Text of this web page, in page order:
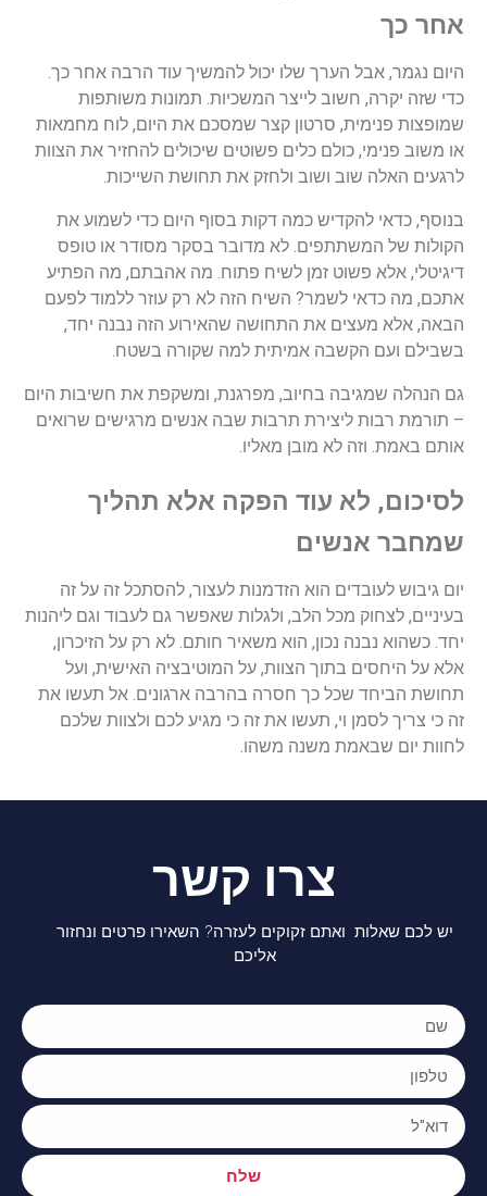
אחר כך
היום נגמר, אבל הערך שלו יכול להמשיך עוד הרבה אחר כך.
כדי שזה יקרה, חשוב לייצר המשכיות. תמונות משותפות
שמופצות פנימית, סרטון קצר שמסכם את היום, לוח מחמאות
או משוב פנימי, כולם כלים פשוטים שיכולים להחזיר את הצוות
לרגעים האלה שוב ושוב ולחזק את תחושת השייכות.
בנוסף, כדאי להקדיש כמה דקות בסוף היום כדי לשמוע את
הקולות של המשתתפים. לא מדובר בסקר מסודר או טופס
דיגיטלי, אלא פשוט זמן לשיח פתוח. מה אהבתם, מה הפתיע
אתכם, מה כדאי לשמר? השיח הזה לא רק עוזר ללמוד לפעם
הבאה, אלא מעצים את התחושה שהאירוע הזה נבנה יחד,
בשבילם ועם הקשבה אמיתית למה שקורה בשטח.
גם הנהלה שמגיבה בחיוב, מפרגנת, ומשקפת את חשיבות היום
– תורמת רבות ליצירת תרבות שבה אנשים מרגישים שרואים
אותם באמת. וזה לא מובן מאליו.
לסיכום, לא עוד הפקה אלא תהליך
שמחבר אנשים
יום גיבוש לעובדים הוא הזדמנות לעצור, להסתכל זה על זה
בעיניים, לצחוק מכל הלב, ולגלות שאפשר גם לעבוד וגם ליהנות
יחד. כשהוא נבנה נכון, הוא משאיר חותם. לא רק על הזיכרון,
אלא על היחסים בתוך הצוות, על המוטיבציה האישית, ועל
תחושת הביחד שכל כך חסרה בהרבה ארגונים. אל תעשו את
זה כי צריך לסמן וי, תעשו את זה כי מגיע לכם ולצוות שלכם
לחוות יום שבאמת משנה משהו.
צרו קשר
יש לכם שאלות ואתם זקוקים לעזרה? השאירו פרטים ונחזור
אליכם
שלח